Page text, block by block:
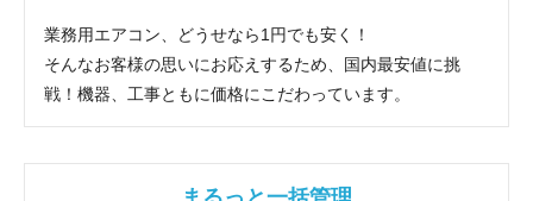
業務用エアコン、どうせなら1円でも安く！
そんなお客様の思いにお応えするため、国内最安値に挑
戦！機器、工事ともに価格にこだわっています。